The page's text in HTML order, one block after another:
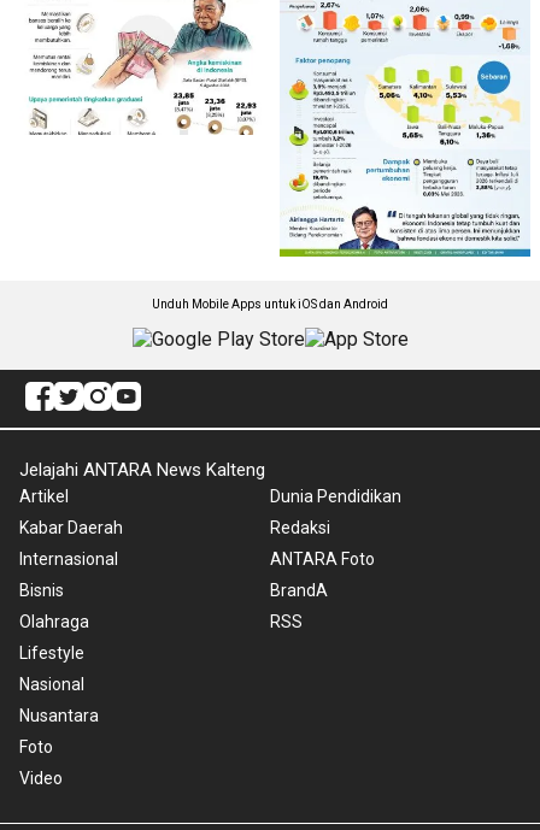
Unduh Mobile Apps untuk iOS dan Android
Jelajahi ANTARA News Kalteng
Artikel
Kabar Daerah
Internasional
Bisnis
Olahraga
Lifestyle
Nasional
Nusantara
Foto
Video
Dunia Pendidikan
Redaksi
ANTARA Foto
BrandA
RSS